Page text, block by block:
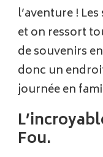
l’aventure !
et on ressort
de souvenirs
donc un
journée en
Fou.